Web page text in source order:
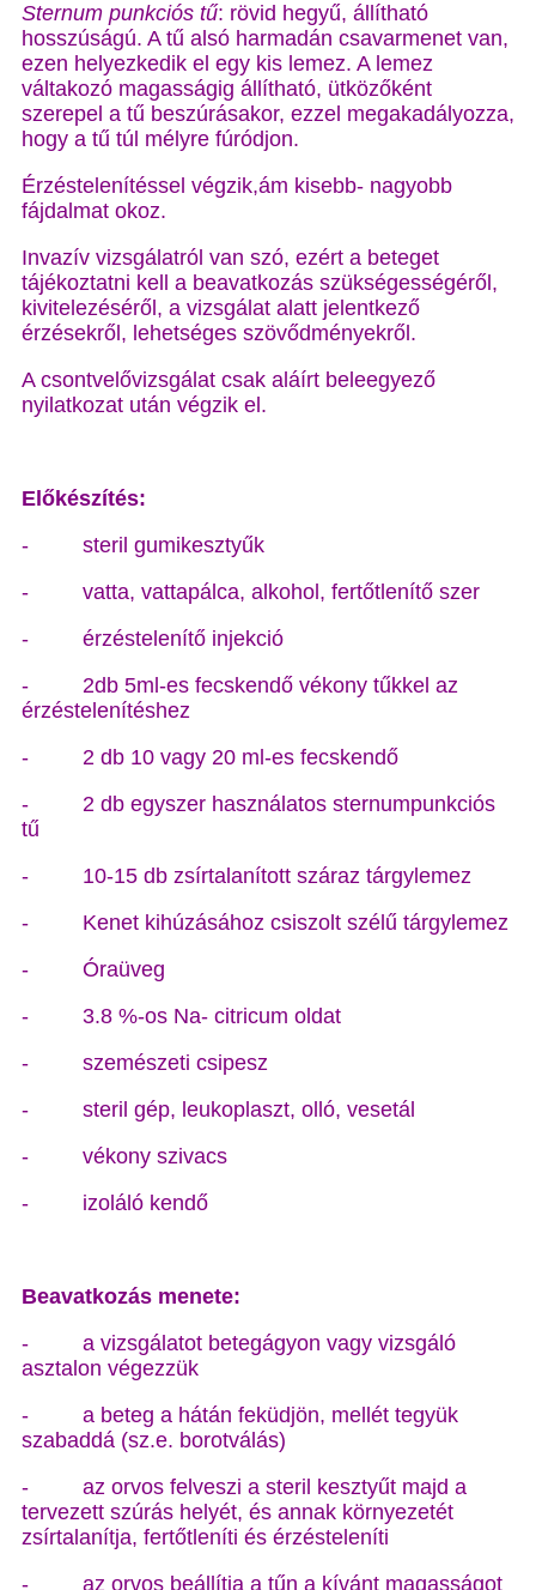
Sternum punkciós tű: rövid hegyű, állítható
hosszúságú. A tű alsó harmadán csavarmenet van,
ezen helyezkedik el egy kis lemez. A lemez
váltakozó magasságig állítható, ütközőként
szerepel a tű beszúrásakor, ezzel megakadályozza,
hogy a tű túl mélyre fúródjon.
Érzéstelenítéssel végzik,ám kisebb- nagyobb
fájdalmat okoz.
Invazív vizsgálatról van szó, ezért a beteget
tájékoztatni kell a beavatkozás szükségességéről,
kivitelezéséről, a vizsgálat alatt jelentkező
érzésekről, lehetséges szövődményekről.
A csontvelővizsgálat csak aláírt beleegyező
nyilatkozat után végzik el.
Előkészítés:
- steril gumikesztyűk
- vatta, vattapálca, alkohol, fertőtlenítő szer
- érzéstelenítő injekció
- 2db 5ml-es fecskendő vékony tűkkel az
érzéstelenítéshez
- 2 db 10 vagy 20 ml-es fecskendő
- 2 db egyszer használatos sternumpunkciós
tű
- 10-15 db zsírtalanított száraz tárgylemez
- Kenet kihúzásához csiszolt szélű tárgylemez
- Óraüveg
- 3.8 %-os Na- citricum oldat
- szemészeti csipesz
- steril gép, leukoplaszt, olló, vesetál
- vékony szivacs
- izoláló kendő
Beavatkozás menete:
- a vizsgálatot betegágyon vagy vizsgáló
asztalon végezzük
- a beteg a hátán feküdjön, mellét tegyük
szabaddá (sz.e. borotválás)
- az orvos felveszi a steril kesztyűt majd a
tervezett szúrás helyét, és annak környezetét
zsírtalanítja, fertőtleníti és érzésteleníti
- az orvos beállítja a tűn a kívánt magasságot